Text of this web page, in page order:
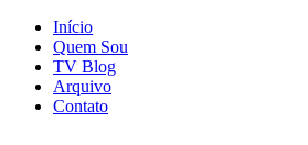
Início
Quem Sou
TV Blog
Arquivo
Contato